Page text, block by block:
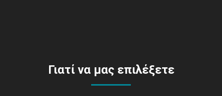
Γιατί να μας επιλέξετε